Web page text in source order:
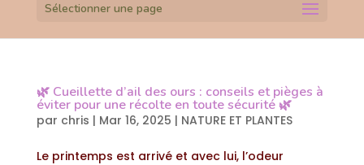
Sélectionner une page
🌿 Cueillette d’ail des ours : conseils et pièges à
éviter pour une récolte en toute sécurité 🌿
par chris | Mar 16, 2025 | NATURE ET PLANTES
Le printemps est arrivé et avec lui, l’odeur